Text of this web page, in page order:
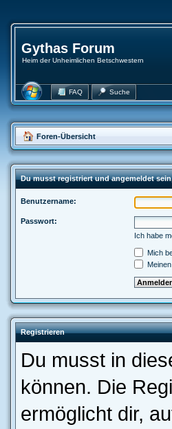
Gythas Forum
Heim der Unheimlichen Betschwestern
FAQ Suche
Foren-Übersicht
Du musst registriert und angemeldet
Benutzername:
Passwort:
Ich habe
Mich
Registrieren
Du musst in
können. Die
ermöglicht dir,